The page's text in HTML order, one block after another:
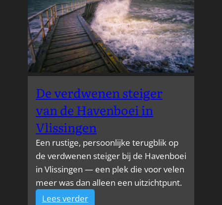
De verdwenen steiger
van de Havenboei in
Vlissingen
Een rustige, persoonlijke terugblik op
de verdwenen steiger bij de Havenboei
in Vlissingen — een plek die voor velen
meer was dan alleen een uitzichtpunt.
Lees verder: